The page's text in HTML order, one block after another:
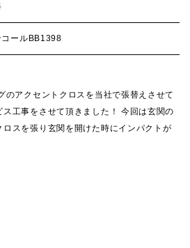
コールBB1398
のアクセントクロスを当社で張替えさせて
工事をさせて頂きました！ 今回は玄関の
スを張り玄関を開けた時にインパクトが